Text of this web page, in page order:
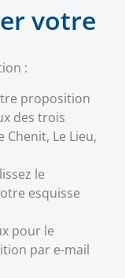
votre
:
proposition
des trois
Chenit, Le Lieu,
le
esquisse
pour le
par e-mail